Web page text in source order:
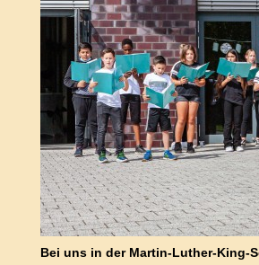
Bei uns in der Martin-Luther-King-